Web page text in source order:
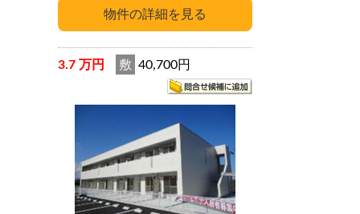
3.7 万円 敷 40,700円